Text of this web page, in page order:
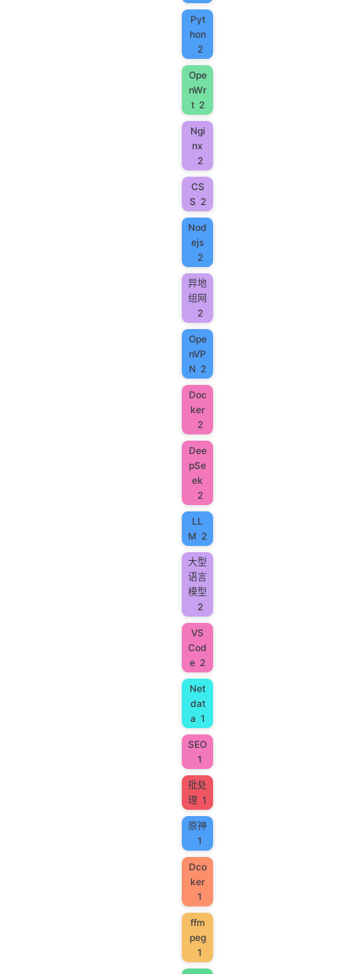
Pyt
hon
2
Ope
nWr
t 2
Ngi
nx
2
CS
S 2
Nod
ejs
2
异地
组网
2
Ope
nVP
N 2
Doc
ker
2
Dee
pSe
ek
2
LL
M 2
大型
语言
模型
2
VS
Cod
e 2
Net
dat
a 1
SEO
1
批处
理 1
原神
1
Dco
ker
1
ffm
peg
1